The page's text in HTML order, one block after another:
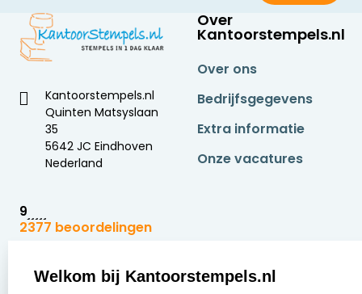
Kantoorstempels.nl
Quinten Matsyslaan
35
5642 JC Eindhoven
Nederland
9
2377 beoordelingen
Over
Kantoorstempels.nl
Over ons
Bedrijfsgegevens
Extra informatie
Onze vacatures
Zakelijk: Klantenservice:
Welkom bij Kantoorstempels.nl